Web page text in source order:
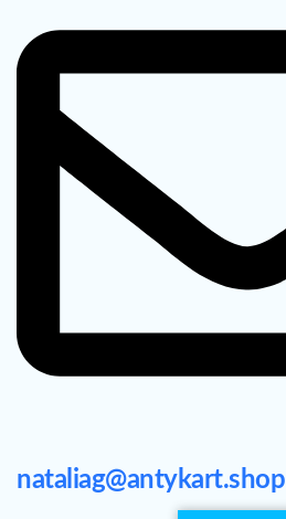
nataliag@antykart.shop